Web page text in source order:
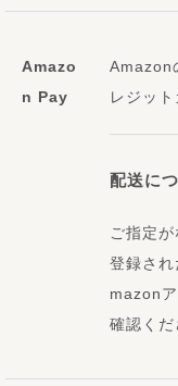
Amazo
n Pay
Amazon
レジッ
配送に
ご指定
登録さ
mazon
確認くだ